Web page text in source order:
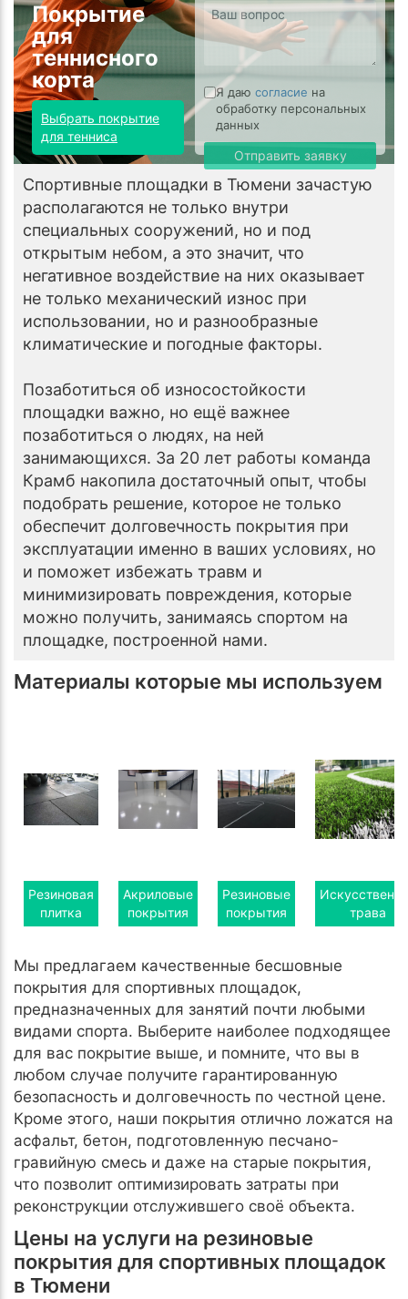
Покрытие
для
теннисного
корта
Выбрать покрытие
для тенниса
Я даю согласие на
обработку персональных
данных
Отправить заявку
Спортивные площадки в Тюмени зачастую
располагаются не только внутри
специальных сооружений, но и под
открытым небом, а это значит, что
негативное воздействие на них оказывает
не только механический износ при
использовании, но и разнообразные
климатические и погодные факторы.
Позаботиться об износостойкости
площадки важно, но ещё важнее
позаботиться о людях, на ней
занимающихся. За 20 лет работы команда
Крамб накопила достаточный опыт, чтобы
подобрать решение, которое не только
обеспечит долговечность покрытия при
эксплуатации именно в ваших условиях, но
и поможет избежать травм и
минимизировать повреждения, которые
можно получить, занимаясь спортом на
площадке, построенной нами.
Материалы которые мы используем
Резиновая
плитка
Акриловые
покрытия
Резиновые
покрытия
трава
Мы предлагаем качественные бесшовные
покрытия для спортивных площадок,
предназначенных для занятий почти любыми
видами спорта. Выберите наиболее подходящее
для вас покрытие выше, и помните, что вы в
любом случае получите гарантированную
безопасность и долговечность по честной цене.
Кроме этого, наши покрытия отлично ложатся на
асфальт, бетон, подготовленную песчано-
гравийную смесь и даже на старые покрытия,
что позволит оптимизировать затраты при
реконструкции отслужившего своё объекта.
Цены на услуги на резиновые
покрытия для спортивных площадок
в Тюмени